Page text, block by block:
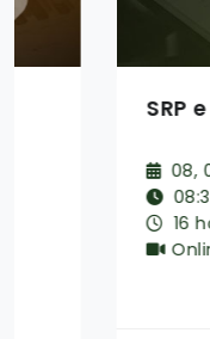
SRP e
08, 09, 10 e
08:30 às 12:30
16 horas/aula
Online ao